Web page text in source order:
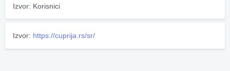
Izvor: Korisnici
Izvor: https://cuprija.rs/sr/